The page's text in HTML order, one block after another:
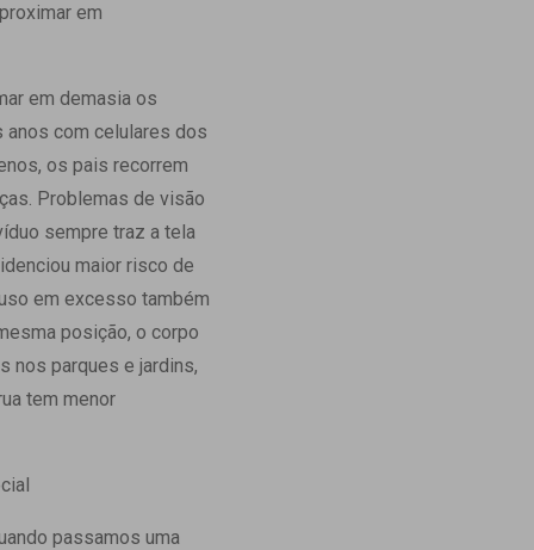
em
em demasia os
anos com celulares dos
os pais recorrem
Problemas de visão
sempre traz a tela
maior risco de
em excesso também
posição, o corpo
nos parques e jardins,
tem menor
passamos uma